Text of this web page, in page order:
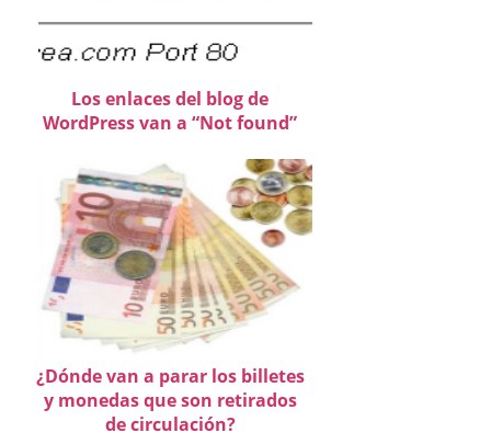
Los enlaces del blog de
WordPress van a “Not found”
¿Dónde van a parar los billetes
y monedas que son retirados
de circulación?